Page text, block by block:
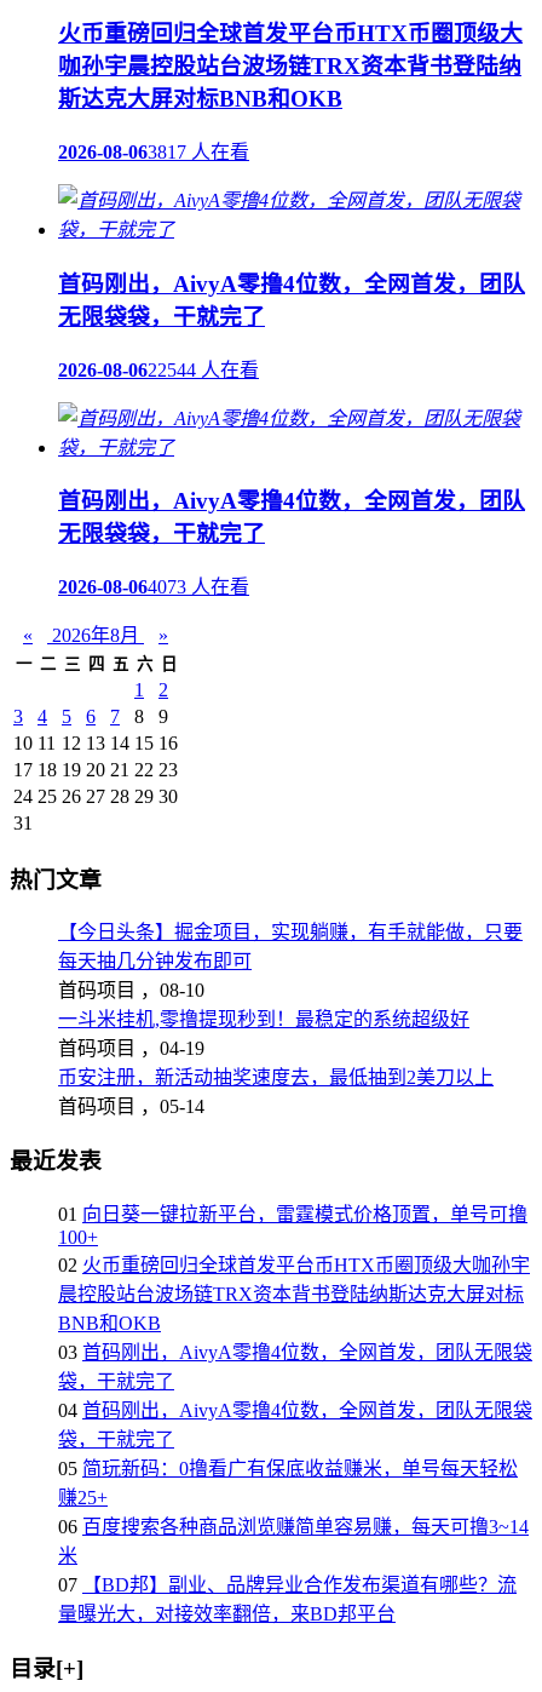
火币重磅回归全球首发平台币HTX币圈顶级大
咖孙宇晨控股站台波场链TRX资本背书登陆纳
斯达克大屏对标BNB和OKB
2026-08-063817 人在看
首码刚出，AivyA零撸4位数，全网首发，团队
无限袋袋，干就完了
2026-08-0622544 人在看
首码刚出，AivyA零撸4位数，全网首发，团队
无限袋袋，干就完了
2026-08-064073 人在看
« 2026年8月 »
一 二 三 四 五 六 日
1
2
3
4 5 6 7 8
9
10 11 12 13 14 15 16
17 18 19 20 21 22 23
24 25 26 27 28 29 30
31
热门文章
【今日头条】掘金项目，实现躺赚，有手就能做，只要
每天抽几分钟发布即可
首码项目 ， 08-10
一斗米挂机,零撸提现秒到！最稳定的系统超级好
首码项目 ， 04-19
币安注册，新活动抽奖速度去，最低抽到2美刀以上
首码项目 ， 05-14
最近发表
01 向日葵一键拉新平台，雷霆模式价格顶置，单号可撸
100+
02 火币重磅回归全球首发平台币HTX币圈顶级大咖孙宇
晨控股站台波场链TRX资本背书登陆纳斯达克大屏对标
BNB和OKB
03 首码刚出，AivyA零撸4位数，全网首发，团队无限袋
袋，干就完了
04 首码刚出，AivyA零撸4位数，全网首发，团队无限袋
袋，干就完了
05 简玩新码：0撸看广有保底收益赚米，单号每天轻松
赚25+
06 百度搜索各种商品浏览赚简单容易赚，每天可撸3~14
米
07
【BD邦】副业、品牌异业合作发布渠道有哪些？流
量曝光大，对接效率翻倍，来BD邦平台
目录[+]